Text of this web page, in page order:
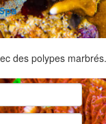
des polypes marbrés.